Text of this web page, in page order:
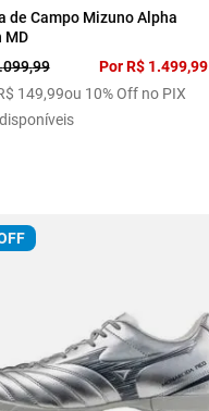
39 40 41
de Campo Mizuno Alpha
MD
099,99 PorR$ 1.499,99
149,99ou 10% Off no PIX